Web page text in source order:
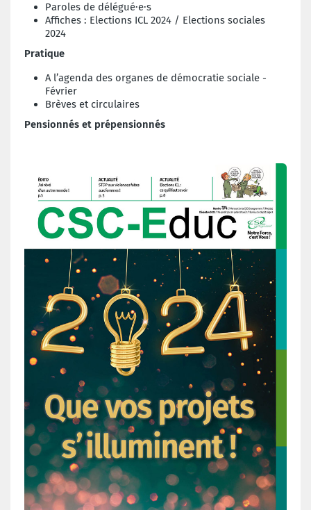
Paroles de délégué·e·s
Affiches : Elections ICL 2024 / Elections sociales
2024
Pratique
A l’agenda des organes de démocratie sociale -
Février
Brèves et circulaires
Pensionnés et prépensionnés